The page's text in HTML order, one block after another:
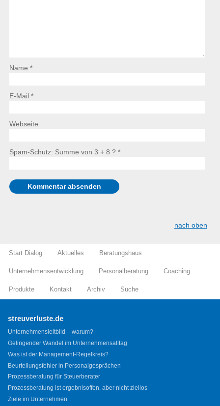
Name *
E-Mail *
Webseite
Spam-Schutz: Summe von 3 + 8 ? *
nach oben
Start Dialog Aktuelles Beratungshaus
Unternehmensentwicklung Personalberatung Coaching
Produkte Kontakt Archiv Suche
streuverluste.de
Unternehmensleitbild – warum?
Gelingender Wandel im Unternehmensalltag
Was ist der Management-Regelkreis?
Beurteilungsfehler in Personalgesprächen
Prozessberatung für Steuerberater
Prozessberatung ist ergebnisoffen, aber nicht ziellos
Ziele im Unternehmen